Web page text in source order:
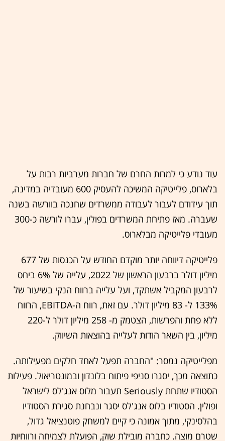
עוד נודע כי למרות החרם של חברות מערביות רבות על
בלארוס, פלייטיקה המשיכה להעסיק 600 מעובדיה במדינה,
תוך עידודם לעבור לעבודה ממשרדים שחנכה בוורשה בשנה
שעברה. מאז פתיחת המשרדים בפולין, עברו לורשה כ-300
מעובדי פלייטיקה מבלארוס.
פלייטיקה דיווחה יותר מוקדם החודש על הכנסות של 677
מיליון דולר ברבעון הראשון של 2022, עלייה של 6% ביחס
לרבעון המקביל אשתקד, ועל עלייה ברווח הנקי בשיעור של
133% ל- 83 מיליון דולר. עם זאת, רווח ה-EBITDA, הרווח
ללא פחת והפרשות, הצטמק מ- 258 מיליון דולר ל-220
מיליון, בין השאר הודות לעלייה בהוצאות השיווק.
מפלייטיקה נמסר: "החברה תפעל לאחד חלקים מפעילותה.
כתוצאה מכך, יסגרו סניפי פיתוח בלונדון ובמונטריאול. פעילות
הסטודיו שתחת Seriously תעבור מלוס אנג'לס לישראל
ופולין. הסטודיו בלוס אנג'לס יסגר ונבחנת סגירת הסטודיו
בהלסינקי, מתוך אמונה כי קיים למשחק פוטנציאל גדול,
שטרם מוצה. כחברה מובילת שוק, הפועלת לצמיחה ורווחיות